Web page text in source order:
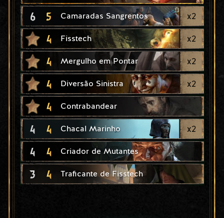
6 5 Camaradas Sangrentos x2
4 Fisstech x2
4 Mergulho em Pontar x2
4 Diversão Sinistra x2
4 Contrabandear
4 4 Chacal Marinho x2
4 4 Criador de Mutantes
3 4 Traficante de Fisstech